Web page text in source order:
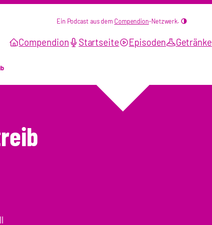
Ein Podcast aus dem Compendion-Netzwerk.
Compendion Startseite Episoden Getränke